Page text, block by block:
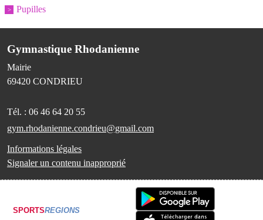
Pupilles
Gymnastique Rhodanienne
Mairie
69420 CONDRIEU
Tél. : 06 46 64 20 55
gym.rhodanienne.condrieu@gmail.com
Informations légales
Signaler un contenu inapproprié
SPORTSREGIONS